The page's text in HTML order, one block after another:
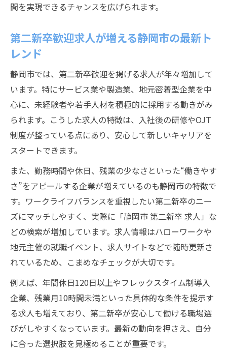
間を実現できるチャンスを広げられます。
第二新卒歓迎求人が増える静岡市の最新ト
レンド
静岡市では、第二新卒歓迎を掲げる求人が年々増加して
います。特にサービス業や製造業、地元密着型企業を中
心に、未経験者や若手人材を積極的に採用する動きがみ
られます。こうした求人の特徴は、入社後の研修やOJT
制度が整っている点にあり、安心して新しいキャリアを
スタートできます。
また、勤務時間や休日、残業の少なさといった“働きやす
さ”をアピールする企業が増えているのも静岡市の特徴で
す。ワークライフバランスを重視したい第二新卒のニー
ズにマッチしやすく、実際に「静岡市 第二新卒 求人」な
どの検索が増加しています。求人情報はハローワークや
地元主催の就職イベント、求人サイトなどで随時更新さ
れているため、こまめなチェックが大切です。
例えば、年間休日120日以上やフレックスタイム制導入
企業、残業月10時間未満といった具体的な条件を提示す
る求人も増えており、第二新卒が安心して働ける職場選
びがしやすくなっています。最新の動向を押さえ、自分
に合った選択肢を見極めることが重要です。